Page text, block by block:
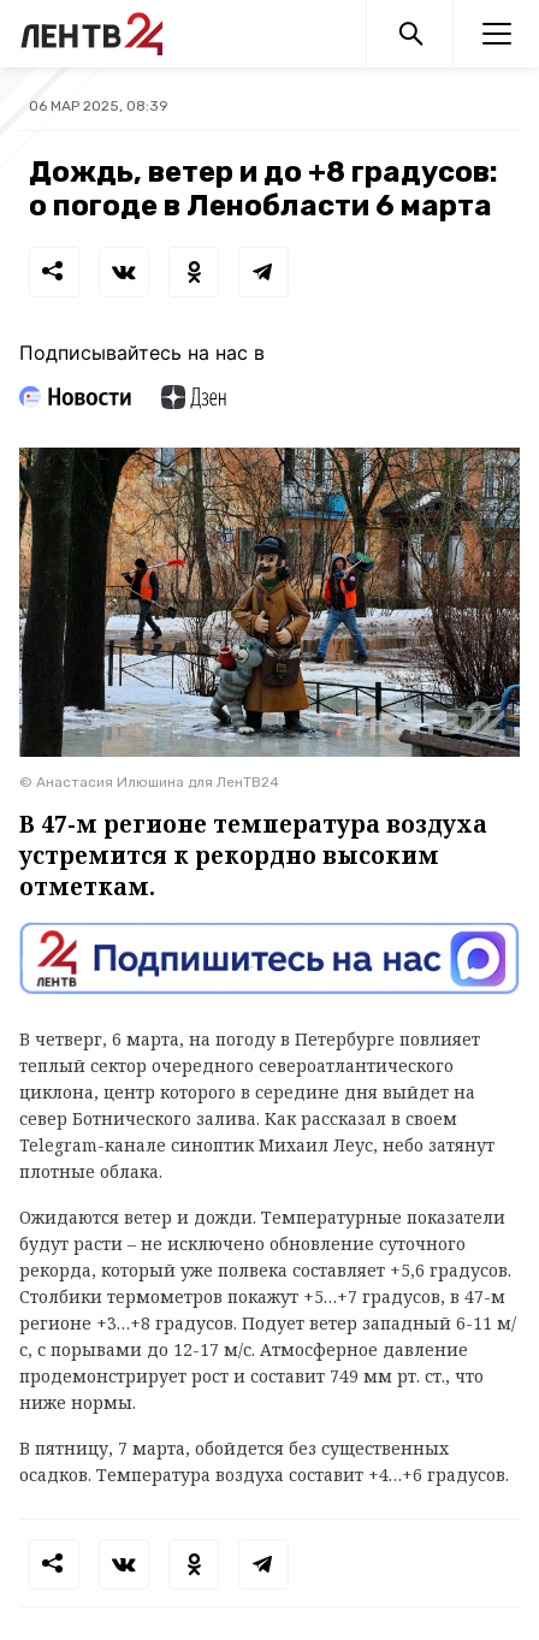
06 МАР 2025, 08:39
Дождь, ветер и до +8 градусов:
о погоде в Ленобласти 6 марта
Подписывайтесь на нас в
© Анастасия Илюшина для ЛенТВ24
В 47-м регионе температура воздуха
устремится к рекордно высоким
отметкам.
В четверг, 6 марта, на погоду в Петербурге повлияет
теплый сектор очередного североатлантического
циклона, центр которого в середине дня выйдет на
север Ботнического залива. Как рассказал в своем
Telegram-канале синоптик Михаил Леус, небо затянут
плотные облака.
Ожидаются ветер и дожди. Температурные показатели
будут расти – не исключено обновление суточного
рекорда, который уже полвека составляет +5,6 градусов.
Столбики термометров покажут +5…+7 градусов, в 47-м
регионе +3…+8 градусов. Подует ветер западный 6-11 м/
с, с порывами до 12-17 м/с. Атмосферное давление
продемонстрирует рост и составит 749 мм рт. ст., что
ниже нормы.
В пятницу, 7 марта, обойдется без существенных
осадков. Температура воздуха составит +4…+6 градусов.